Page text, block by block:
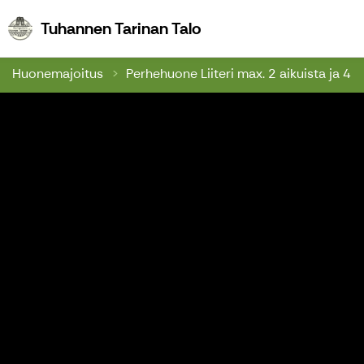
Tuhannen Tarinan Talo
Huonemajoitus Perhehuone Liiteri max. 2 aikuista ja 4